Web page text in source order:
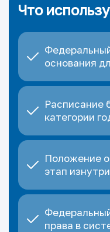
Что
основания
Расписание
категории
Положение
этап изнутри
права в